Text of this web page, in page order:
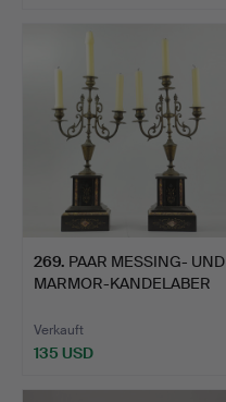
269. PAAR MESSING- UND
MARMOR-KANDELABER
Verkauft
135 USD